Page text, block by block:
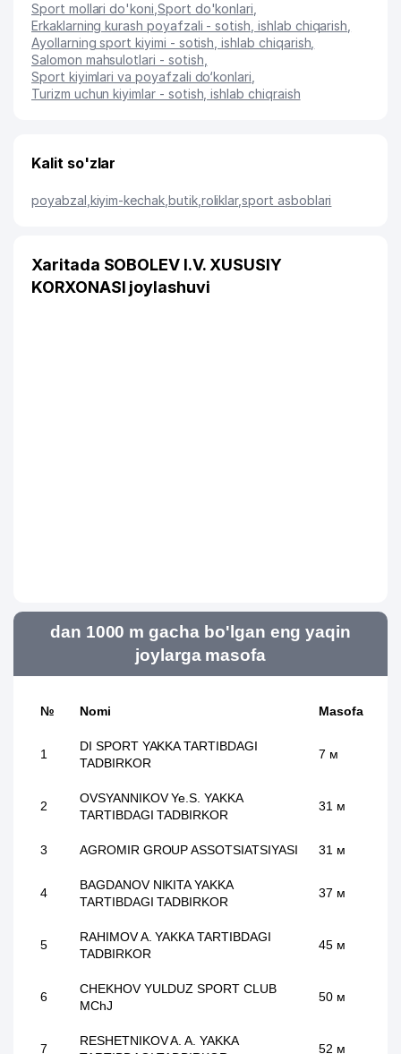
Sport mollari do'koni Sport do'konlari
Erkaklarning kurash poyafzali - sotish, ishlab chiqarish
Ayollarning sport kiyimi - sotish, ishlab chiqarish
Salomon mahsulotlari - sotish
Sport kiyimlari va poyafzali do‘konlari
Turizm uchun kiyimlar - sotish, ishlab chiqraish
Kalit so'zlar
poyabzal kiyim-kechak, butik, roliklar,sport asboblari
Xaritada SOBOLEV I.V. XUSUSIY
KORXONASI joylashuvi
dan 1000 m gacha bo'lgan eng yaqin
joylarga masofa
№ Nomi Masofa
1
DI SPORT YAKKA TARTIBDAGI
TADBIRKOR
7 м
2
OVSYANNIKOV Ye.S. YAKKA
TARTIBDAGI TADBIRKOR
31 м
3 AGROMIR GROUP ASSOTSIATSIYASI 31 м
4
BAGDANOV NIKITA YAKKA
TARTIBDAGI TADBIRKOR
37 м
5
RAHIMOV A. YAKKA TARTIBDAGI
TADBIRKOR
45 м
6
CHEKHOV YULDUZ SPORT CLUB
MChJ
50 м
7
RESHETNIKOV A. A. YAKKA
52 м